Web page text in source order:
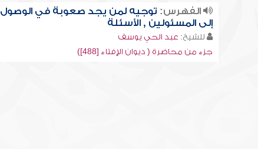
الفهرس: توجيه لمن يجد صعوبة في الوصول
إلى المسئولين , الأسئلة
للشيخ: عبد الحي يوسف
جزء من محاضرة ( ديوان الإفتاء [488])